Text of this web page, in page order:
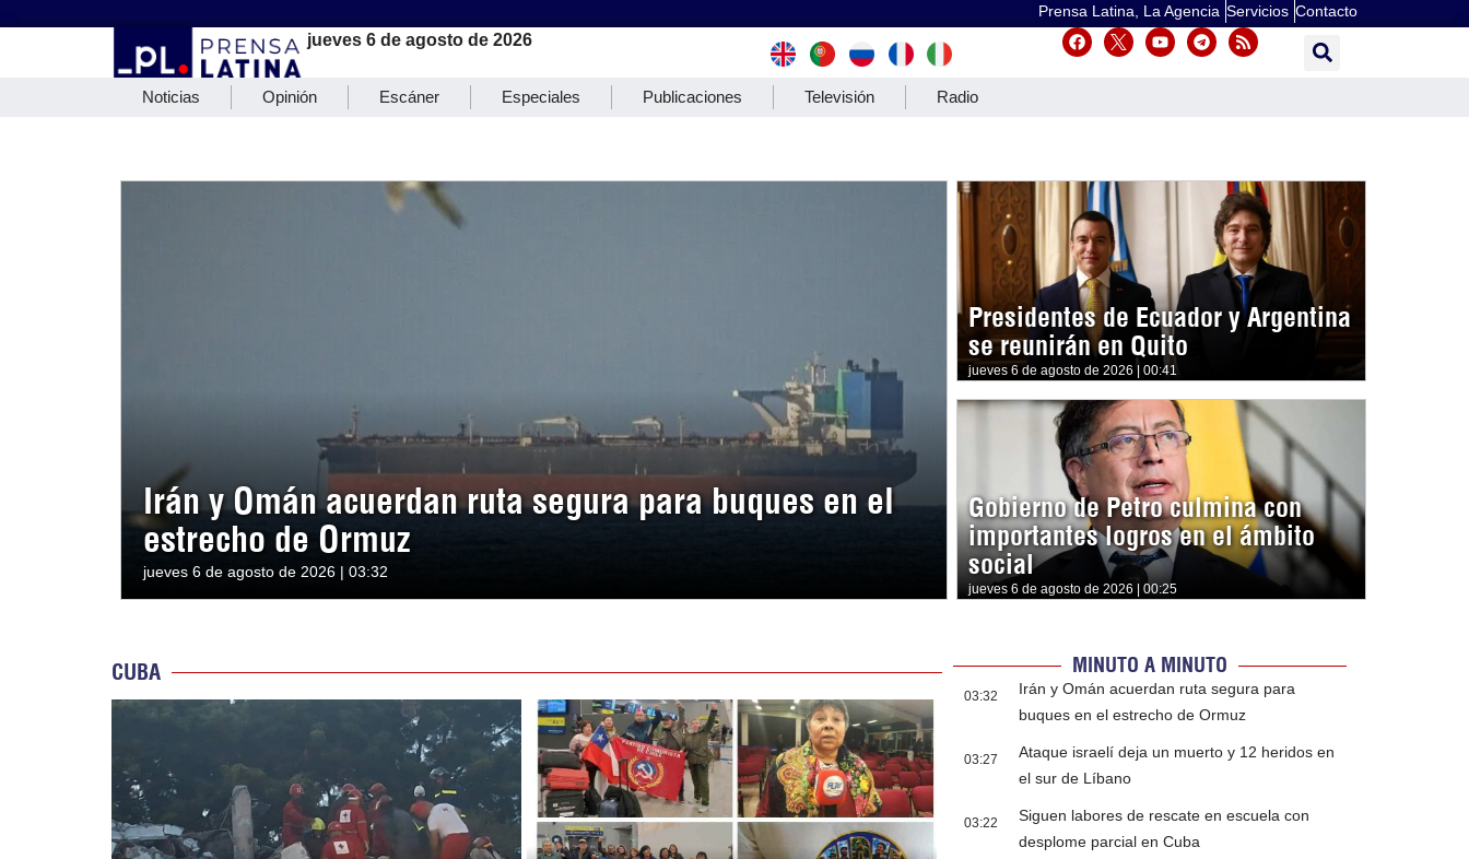
Prensa Latina, La Agencia Servicios Contacto
jueves 6 de agosto de 2026
Noticias Opinión Escáner Especiales Publicaciones Televisión Radio
Irán y Omán acuerdan ruta segura para buques en el
estrecho de Ormuz
jueves 6 de agosto de 2026 | 03:32
Presidentes de Ecuador y Argentina
se reunirán en Quito
jueves 6 de agosto de 2026 | 00:41
Gobierno de Petro culmina con
importantes logros en el ámbito
social
jueves 6 de agosto de 2026 | 00:25
CUBA MINUTO A MINUTO
03:32
Irán y Omán acuerdan ruta segura para
buques en el estrecho de Ormuz
03:27
Ataque israelí deja un muerto y 12 heridos en
el sur de Líbano
03:22
Siguen labores de rescate en escuela con
desplome parcial en Cuba